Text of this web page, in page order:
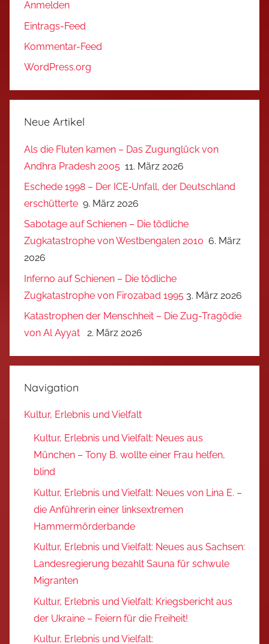
Anmelden
Eintrags-Feed
Kommentar-Feed
WordPress.org
Neue Artikel
Als die Fluten kamen – Das Zugunglück von
Andhra Pradesh 2005 11. März 2026
Eschede 1998 – Der ICE‑Unfall, der Deutschland
erschütterte 9. März 2026
Sabotage auf Schienen – Die tödliche
Zugkatastrophe von Westbengalen 2010 6. März
2026
Inferno auf Schienen – Die tödliche
Zugkatastrophe von Firozabad 1995 3. März 2026
Katastrophen der Menschheit – Die Zug-Tragödie
von Al Ayyat
2. März 2026
Navigation
Kultur, Erlebnis und Vielfalt
Kultur, Erlebnis und Vielfalt: Neues aus
München – Tony B. wollte einer Frau helfen,
blind
Kultur, Erlebnis und Vielfalt: Neues von Lina E. –
die Anführerin einer linksextremen
Hammermörderbande
Kultur, Erlebnis und Vielfalt: Neues aus Sachsen:
Landesregierung bezahlt Sauna für schwule
Migranten
Kultur, Erlebnis und Vielfalt: Kriegsbericht aus
der Ukraine – Feiern für die Freiheit!
Kultur, Erlebnis und Vielfalt: